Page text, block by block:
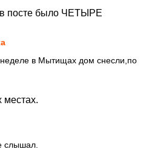
посте было ЧЕТЫРЕ
в Мытищах дом снесли,по
местах.
слышал.